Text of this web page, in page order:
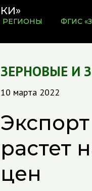
РЕГИОНЫ ФГИС
ЗЕРНОВЫЕ И
10 марта 2022
растет
цен